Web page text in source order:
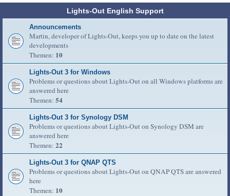
Lights-Out English Support
Announcements
Martin, developer of Lights-Out, keeps you up to date on the latest
developments
Themen: 10
Lights-Out 3 for Windows
Problems or questions about Lights-Out on all Windows platforms are
answered here
Themen: 54
Lights-Out 3 for Synology DSM
Problems or questions about Lights-Out on Synology DSM are
answered here
Themen: 22
Lights-Out 3 for QNAP QTS
Problems or questions about Lights-Out on QNAP QTS are answered
here
Themen: 10